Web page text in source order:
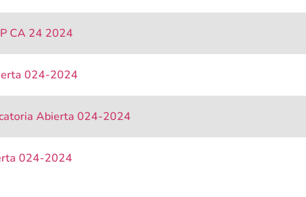
CA 24 2024
024-2024
Abierta 024-2024
024-2024